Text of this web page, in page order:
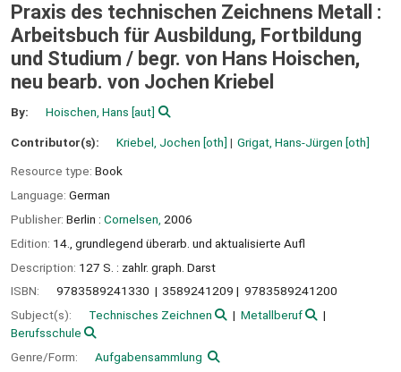
Praxis des technischen Zeichnens Metall :
Arbeitsbuch für Ausbildung, Fortbildung
und Studium / begr. von Hans Hoischen,
neu bearb. von Jochen Kriebel
By: Hoischen, Hans [aut]
Contributor(s): Kriebel, Jochen [oth] Grigat, Hans-Jürgen [oth]
Resource type: Book
Language: German
Publisher: Berlin : Cornelsen, 2006
Edition: 14., grundlegend überarb. und aktualisierte Aufl
Description: 127 S. : zahlr. graph. Darst
ISBN:
9783589241330 3589241209
9783589241200
Subject(s):
Technisches Zeichnen
Metallberuf
Berufsschule
Genre/Form:
Aufgabensammlung